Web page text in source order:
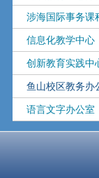
涉海国际事务课
信息化教学中心
创新教育实践中
鱼山校区教务办
语言文字办公室